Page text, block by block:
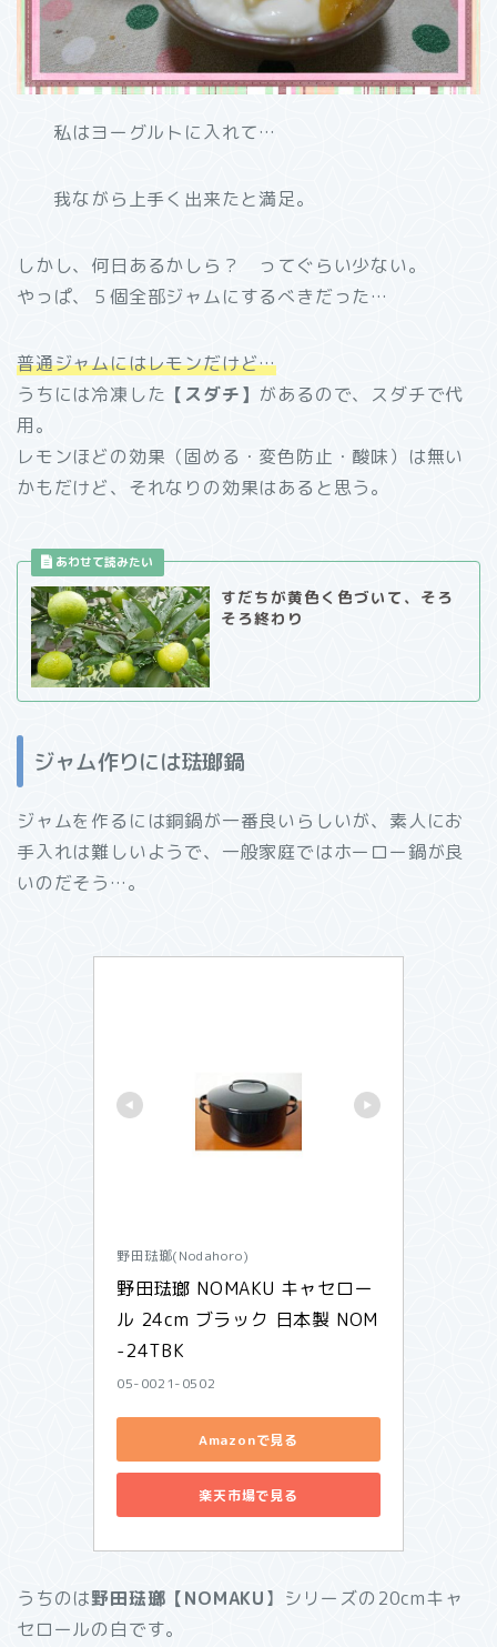
私はヨーグルトに入れて…
我ながら上手く出来たと満足。
しかし、何日あるかしら？ ってぐらい少ない。
やっぱ、５個全部ジャムにするべきだった…
普通ジャムにはレモンだけど…
うちには冷凍した 【スダチ】 があるので、スダチで代
用。
レモンほどの効果（固める・変色防止・酸味）は無い
かもだけど、それなりの効果はあると思う。
すだちが黄色く色づいて、そろ
そろ終わり
ジャム作りには琺瑯鍋
ジャムを作るには銅鍋が一番良いらしいが、素人にお
手入れは難しいようで、一般家庭ではホーロー鍋が良
いのだそう…。
野田琺瑯(Nodahoro)
野田琺瑯 NOMAKU キャセロー
ル 24cm ブラック 日本製 NOM
-24TBK
05-0021-0502
Amazonで見る
楽天市場で見る
うちのは野田琺瑯【NOMAKU】シリーズの20cmキャ
セロールの白です。